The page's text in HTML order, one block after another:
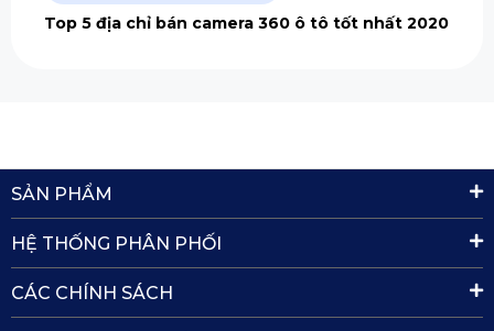
Top 5 địa chỉ bán camera 360 ô tô tốt nhất 2020
SẢN PHẨM
HỆ THỐNG PHÂN PHỐI
CÁC CHÍNH SÁCH